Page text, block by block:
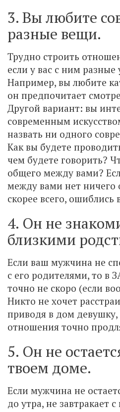
3. Вы любите
разные вещи.
Трудно строить
если у вас с ним разные
Например, вы любите
он предпочитает
Другой вариант: вы
современным
назвать ни одного
Как вы будете
чем будете говорить?
общего между вами?
между вами нет ничего
скорее всего, ошиблись
4. Он не
близкими
Если ваш мужчина не
с его родителями, то в
точно не скоро (если
Никто не хочет
приводя в дом девушку,
отношения точно
5. Он не
твоем доме.
Если мужчина не
до утра, не завтракает